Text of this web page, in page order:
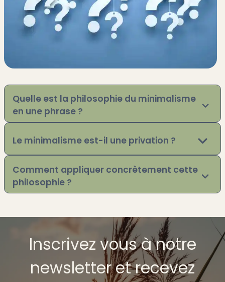
Quelle est la philosophie du minimalisme
en une phrase ?
Le minimalisme est-il une privation ?
Comment appliquer concrètement cette
philosophie ?
Inscrivez vous à notre
newsletter et recevez